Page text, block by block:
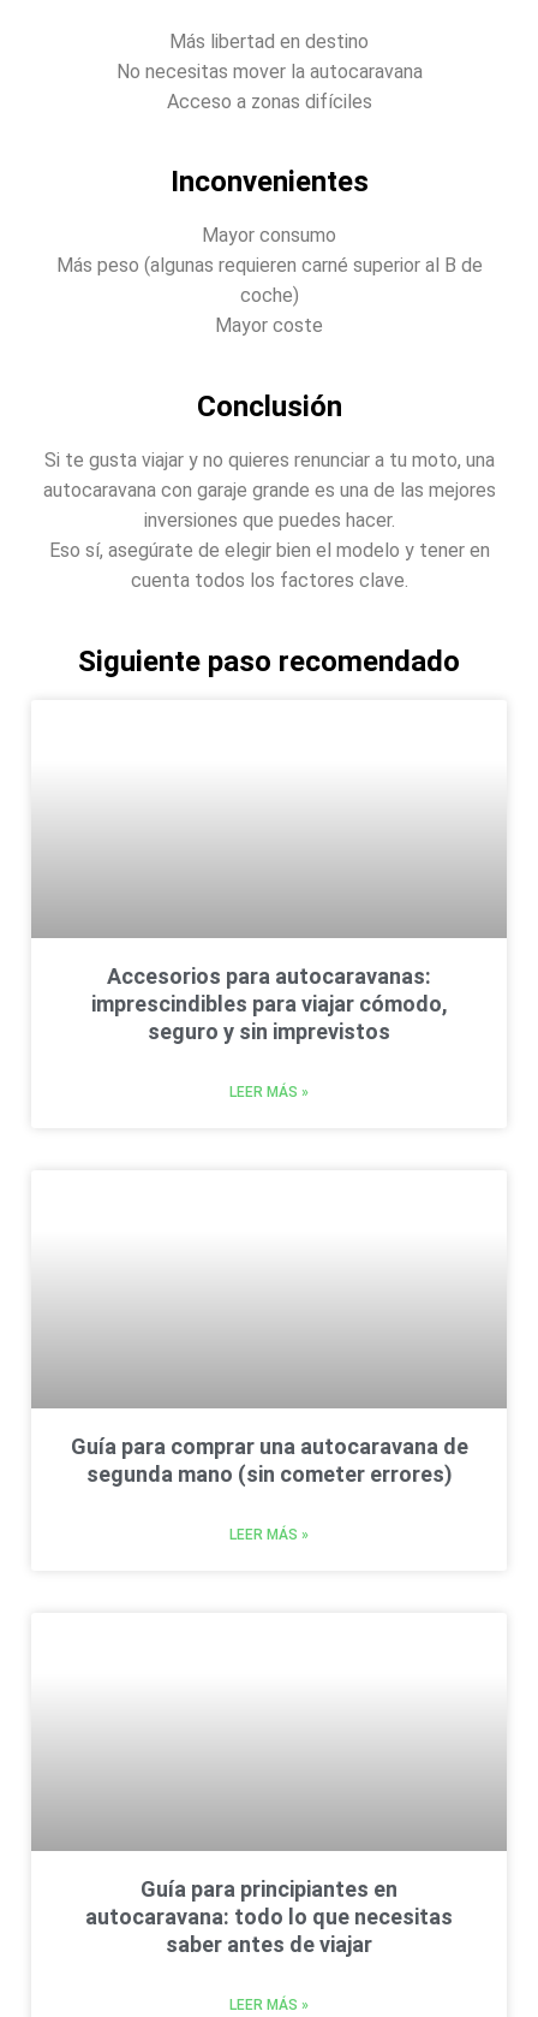
Más libertad en destino
No necesitas mover la autocaravana
Acceso a zonas difíciles
Inconvenientes
Mayor consumo
Más peso (algunas requieren carné superior al B de
coche)
Mayor coste
Conclusión
Si te gusta viajar y no quieres renunciar a tu moto, una
autocaravana con garaje grande es una de las mejores
inversiones que puedes hacer.
Eso sí, asegúrate de elegir bien el modelo y tener en
cuenta todos los factores clave.
Siguiente paso recomendado
Accesorios para autocaravanas:
imprescindibles para viajar cómodo,
seguro y sin imprevistos
LEER MÁS »
Guía para comprar una autocaravana de
segunda mano (sin cometer errores)
LEER MÁS »
Guía para principiantes en
autocaravana: todo lo que necesitas
saber antes de viajar
LEER MÁS »